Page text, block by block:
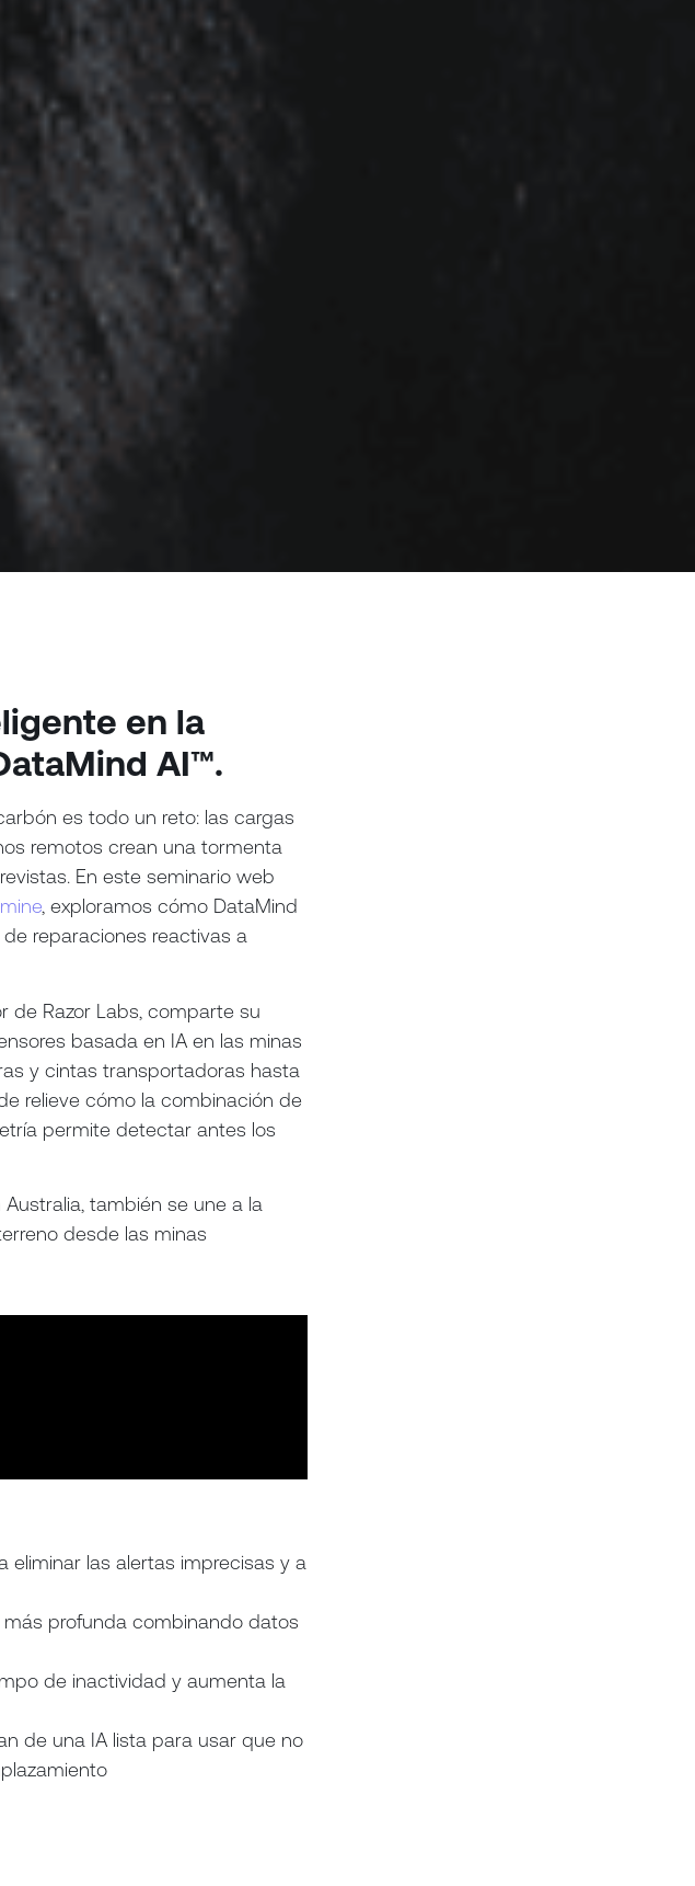
en la
AI™.
es todo un reto: las cargas
remotos crean una tormenta
En este seminario web
, exploramos cómo DataMind
reparaciones reactivas a
de Razor Labs, comparte su
basada en IA en las minas
y cintas transportadoras hasta
relieve cómo la combinación de
permite detectar antes los
también se une a la
desde las minas
eliminar las alertas imprecisas y a
profunda combinando datos
de inactividad y aumenta la
de una IA lista para usar que no